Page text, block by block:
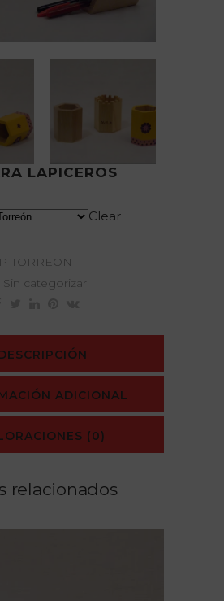
LAPICEROS
Clear
TORREON
Sin categorizar
ADICIONAL
(0)
relacionados